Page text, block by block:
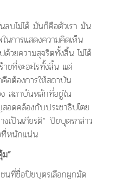
ลบไม่ได้ มันก็คือตัวเรา มัน
นการแสดงความคิดเห็น
ด้วยความสุจริตทั้งสิ้น ไม่ได้
ยที่จะอะไรทั้งสิ้น แต่
อต้องการให้สถาบัน
ง สถาบันหลักที่อยู่ใน
อดคล้องกับประชาธิปไตย
งเป็นเกียรติ” ปิยบุตรกล่าว
ที่หนักแน่น
ม”
ที่ชื่อปิยบุตรเลือกผูกมัด